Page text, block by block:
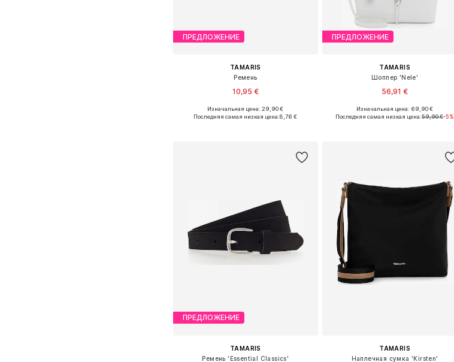
ПРЕДЛОЖЕНИЕ
TAMARIS
Ремень
10,95 €
Доступные размеры: 80, 85, 90, 95, 100
Изначальная цена: 29,90 €
Последняя самая низкая цена:8,76 €
ПРЕДЛОЖЕНИЕ
TAMARIS
Шоппер 'Nele'
56,91 €
+1
Доступные размеры: One Size
Изначальная цена: 69,90 €
Последняя самая низкая цена:59,90 €-5%
ПРЕДЛОЖЕНИЕ
TAMARIS
Ремень 'Essential Classics'
TAMARIS
Наплечная сумка 'Kirsten'